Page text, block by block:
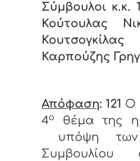
Σύμβουλοι κ.κ.
Κούτουλας
Καρπούζης
Απόφαση: 121 Ο
4ο
θέμα της
υπόψη των